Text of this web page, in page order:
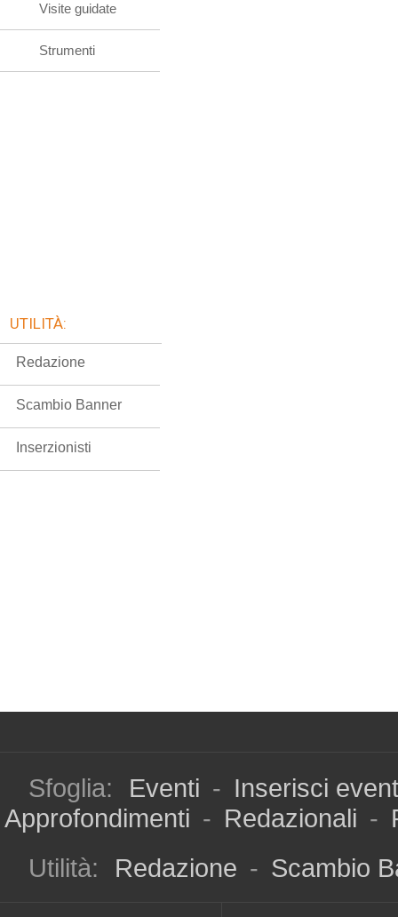
Visite guidate
Strumenti
UTILITÀ:
Redazione
Scambio Banner
Inserzionisti
Sfoglia: Eventi - Inserisci
Approfondimenti - Redazionali -
Utilità:
Redazione - Scambio